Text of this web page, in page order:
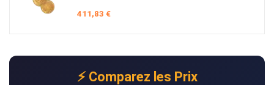
411,83 €
⚡ Comparez les Prix